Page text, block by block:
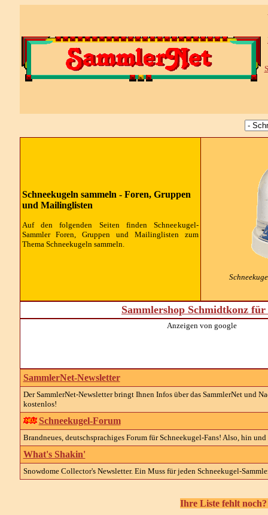
Schneekugeln sammeln - Foren, Gruppen
und Mailinglisten
Auf den folgenden Seiten finden Schneekugel-
Sammler Foren, Gruppen und Mailinglisten zum
Thema Schneekugeln sammeln.
Sammlershop Schmidtkonz
Anzeigen von google
SammlerNet-Newsletter
Der SammlerNet-Newsletter bringt Ihnen Infos über das SammlerNet und
kostenlos!
Schneekugel-Forum
Brandneues, deutschsprachiges Forum für Schneekugel-Fans! Also, hin
What's Shakin'
Snowdome Collector's Newsletter. Ein Muss für jeden Schneekugel-
Ihre Liste fehlt